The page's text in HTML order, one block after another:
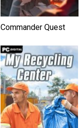
Commander Quest